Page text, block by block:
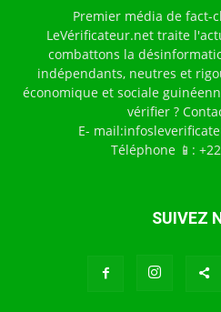
Premier média de fact-
LeVérificateur.net traite
combattons la
indépendants, neutres et
économique et sociale
vérifier ?
E-
Téléphone 📱:
SUIVEZ